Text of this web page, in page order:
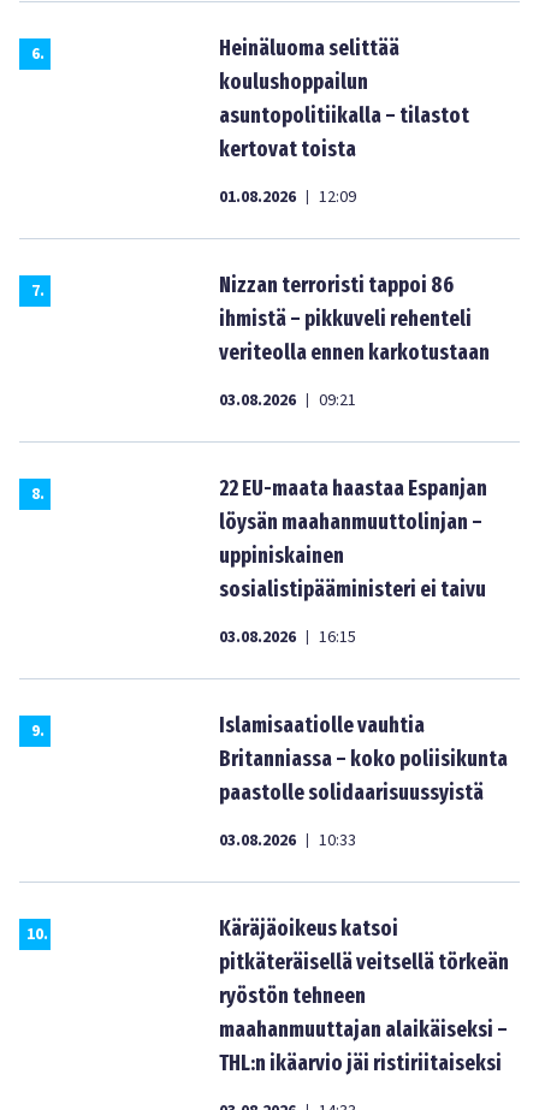
6.
Heinäluoma selittää
koulushoppailun
asuntopolitiikalla – tilastot
kertovat toista
01.08.2026 | 12:09
7.
Nizzan terroristi tappoi 86
ihmistä – pikkuveli rehenteli
veriteolla ennen karkotustaan
03.08.2026 | 09:21
8.
22 EU-maata haastaa Espanjan
löysän maahanmuuttolinjan –
uppiniskainen
sosialistipääministeri ei taivu
03.08.2026 | 16:15
9.
Islamisaatiolle vauhtia
Britanniassa – koko poliisikunta
paastolle solidaarisuussyistä
03.08.2026 | 10:33
10.
Käräjäoikeus katsoi
pitkäteräisellä veitsellä törkeän
ryöstön tehneen
maahanmuuttajan alaikäiseksi –
THL:n ikäarvio jäi ristiriitaiseksi